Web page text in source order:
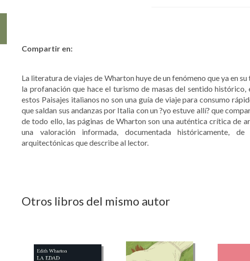
Compartir en:
La literatura de viajes de Wharton huye de un fenómeno que ya en
la profanación que hace el turismo de masas del sentido
estos Paisajes italianos no son una guía de viaje para consumo
que saldan sus andanzas por Italia con un ?yo estuve allí? que
de todo ello, las páginas de Wharton son una auténtica crítica de
una valoración informada, documentada históricamente,
arquitectónicas que describe al lector.
Otros libros del mismo autor